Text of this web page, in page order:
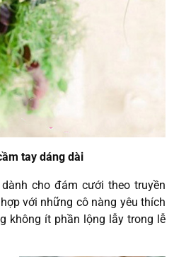
tay dáng dài
cho đám cưới theo truyền
với những cô nàng yêu thích
không ít phần lộng lẫy trong lễ